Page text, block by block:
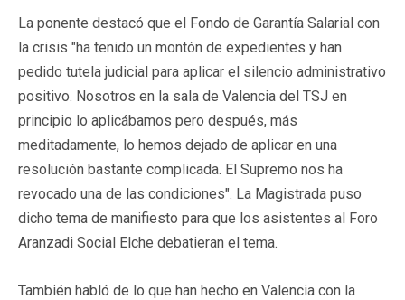
La ponente destacó que el Fondo de Garantía Salarial con
la crisis "ha tenido un montón de expedientes y han
pedido tutela judicial para aplicar el silencio administrativo
positivo. Nosotros en la sala de Valencia del TSJ en
principio lo aplicábamos pero después, más
meditadamente, lo hemos dejado de aplicar en una
resolución bastante complicada. El Supremo nos ha
revocado una de las condiciones". La Magistrada puso
dicho tema de manifiesto para que los asistentes al Foro
Aranzadi Social Elche debatieran el tema.
También habló de lo que han hecho en Valencia con la